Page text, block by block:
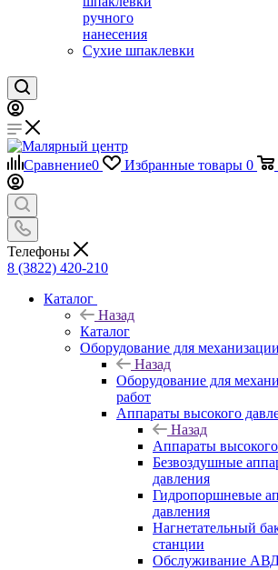
ручного
нанесения
Сухие шпаклевки
Сравнение0 Избранные товары 0
Телефоны
8 (3822) 420-210
Каталог
Назад
Каталог
Оборудование для
Назад
Оборудование для
работ
Аппараты высокого
Назад
Аппараты
Безвоздушные
давления
Гидропоршневые
давления
Нагнетательный
станции
Обслуживание